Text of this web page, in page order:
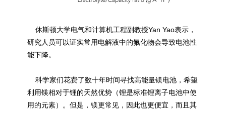
休斯顿大学电气和计算机工程副教授Yan Yao表示，
研究人员可以证实常用电解液中的氟化物会导致电池性
能下降。
科学家们花费了数十年时间寻找高能量镁电池，希望
利用镁相对于锂的天然优势（锂是标准锂离子电池中使
用的元素）。但是，镁更常见，因此也更便宜，而且其